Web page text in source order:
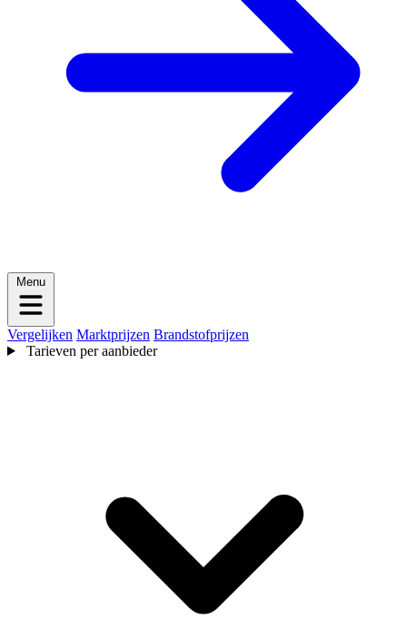
Menu
Vergelijken Marktprijzen Brandstofprijzen
Tarieven per aanbieder